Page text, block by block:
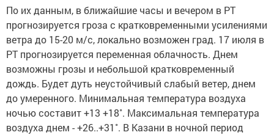
По их данным, в ближайшие часы и вечером в РТ
прогнозируется гроза с кратковременными усилениями
ветра до 15-20 м/с, локально возможен град. 17 июля в
РТ прогнозируется переменная облачность. Днем
возможны грозы и небольшой кратковременный
дождь. Будет дуть неустойчивый слабый ветер, днем
до умеренного. Минимальная температура воздуха
ночью составит +13 +18˚. Максимальная температура
воздуха днем - +26..+31˚. В Казани в ночной период